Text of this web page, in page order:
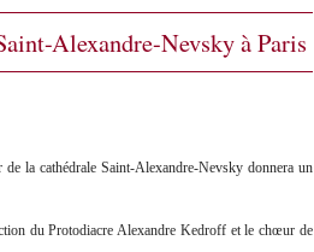
Alexandre-Nevsky à Paris
la cathédrale Saint-Alexandre-Nevsky donnera un
du Protodiacre Alexandre Kedroff et le chœur de